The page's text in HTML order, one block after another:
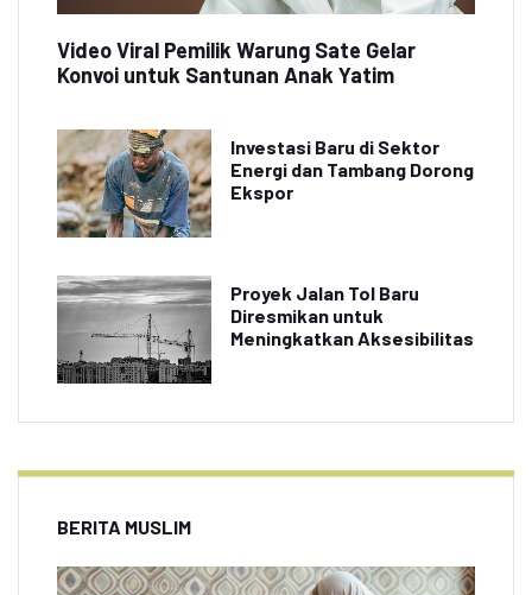
Video Viral Pemilik Warung Sate Gelar
Konvoi untuk Santunan Anak Yatim
Investasi Baru di Sektor
Energi dan Tambang Dorong
Ekspor
Proyek Jalan Tol Baru
Diresmikan untuk
Meningkatkan Aksesibilitas
BERITA MUSLIM